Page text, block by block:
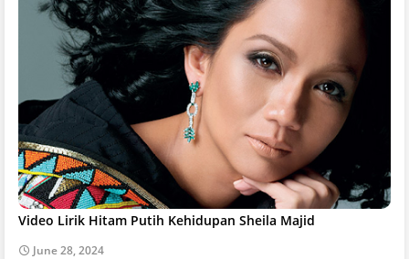
Video Lirik Hitam Putih Kehidupan Sheila Majid
June 28, 2024